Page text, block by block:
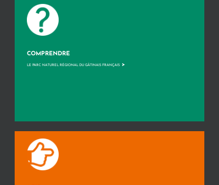
COMPRENDRE
LE PARC NATUREL RÉGIONAL DU GÂTINAIS FRANÇAIS >